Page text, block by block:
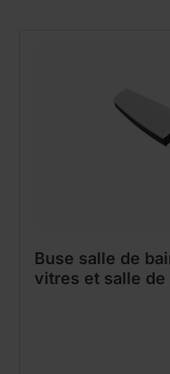
Buse salle de
vitres et salle de